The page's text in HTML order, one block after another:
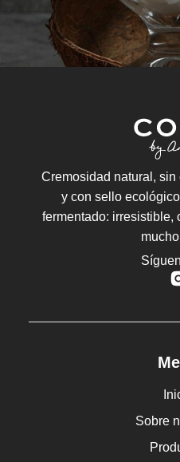
Cremosidad natural,
y con sello
fermentado: irresistible,
Sobre